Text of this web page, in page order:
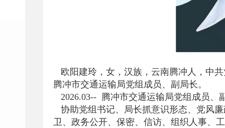
欧阳建玲，女，汉族，云南腾冲人，中共
腾冲市交通运输局党组成员、副局长。
2026.03-- 腾冲市交通运输局党组成员、
协助党组书记、局长抓意识形态、党风
卫、政务公开、保密、信访、组织人事、